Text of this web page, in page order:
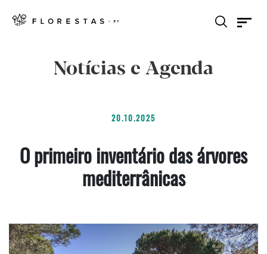
Notícias e Agenda
20.10.2025
O primeiro inventário das árvores
mediterrânicas